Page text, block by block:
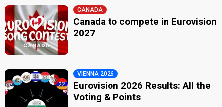
CANADA
Canada to compete in Eurovision
2027
VIENNA 2026
Eurovision 2026 Results: All the
Voting & Points